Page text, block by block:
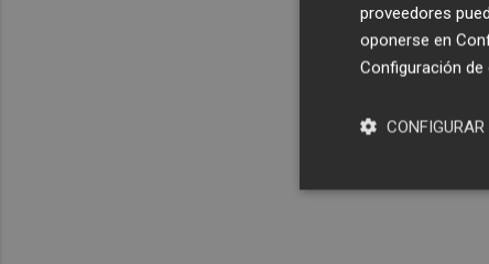
proveedores
oponerse en
Configuración de
CONFIGURAR